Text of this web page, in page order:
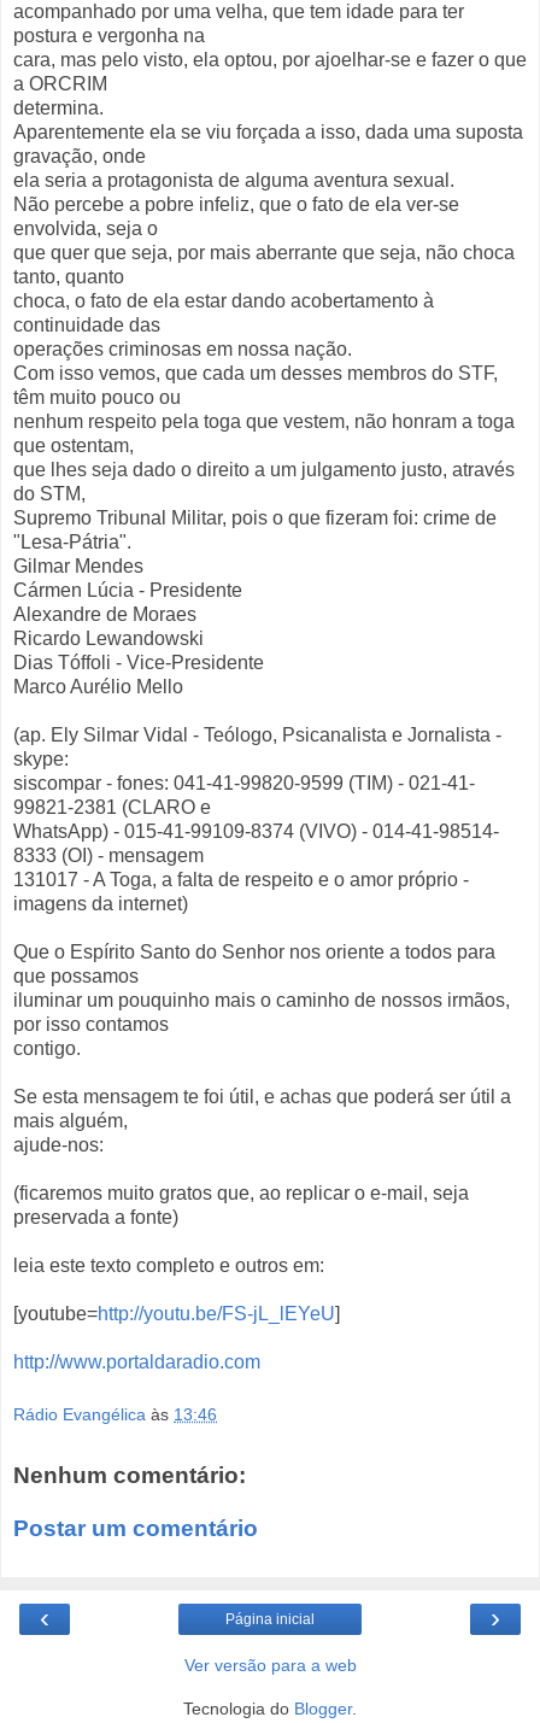
acompanhado por uma velha, que tem idade para ter
postura e vergonha na
cara, mas pelo visto, ela optou, por ajoelhar-se e fazer o que
a ORCRIM
determina.
Aparentemente ela se viu forçada a isso, dada uma suposta
gravação, onde
ela seria a protagonista de alguma aventura sexual.
Não percebe a pobre infeliz, que o fato de ela ver-se
envolvida, seja o
que quer que seja, por mais aberrante que seja, não choca
tanto, quanto
choca, o fato de ela estar dando acobertamento à
continuidade das
operações criminosas em nossa nação.
Com isso vemos, que cada um desses membros do STF,
têm muito pouco ou
nenhum respeito pela toga que vestem, não honram a toga
que ostentam,
que lhes seja dado o direito a um julgamento justo, através
do STM,
Supremo Tribunal Militar, pois o que fizeram foi: crime de
"Lesa-Pátria".
Gilmar Mendes
Cármen Lúcia - Presidente
Alexandre de Moraes
Ricardo Lewandowski
Dias Tóffoli - Vice-Presidente
Marco Aurélio Mello
(ap. Ely Silmar Vidal - Teólogo, Psicanalista e Jornalista -
skype:
siscompar - fones: 041-41-99820-9599 (TIM) - 021-41-
99821-2381 (CLARO e
WhatsApp) - 015-41-99109-8374 (VIVO) - 014-41-98514-
8333 (OI) - mensagem
131017 - A Toga, a falta de respeito e o amor próprio -
imagens da internet)
Que o Espírito Santo do Senhor nos oriente a todos para
que possamos
iluminar um pouquinho mais o caminho de nossos irmãos,
por isso contamos
contigo.
Se esta mensagem te foi útil, e achas que poderá ser útil a
mais alguém,
ajude-nos:
(ficaremos muito gratos que, ao replicar o e-mail, seja
preservada a fonte)
leia este texto completo e outros em:
[youtube=http://youtu.be/FS-jL_lEYeU]
http://www.portaldaradio.com
Rádio Evangélica às 13:46
Nenhum comentário:
Postar um comentário
‹ ›
Página inicial
Ver versão para a web
Tecnologia do Blogger.